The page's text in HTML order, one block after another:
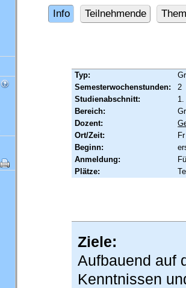
Info Teilnehmende
Typ:
Semesterwochenstunden:
2
Studienabschnitt:
Bereich:
Dozent:
Ort/Zeit:
Beginn:
Anmeldung:
Plätze:
Ziele:
Aufbauend auf
Kenntnissen